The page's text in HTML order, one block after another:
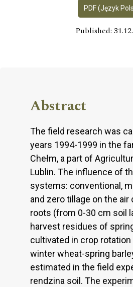
PDF (Język
Published:
Abstract
The field research was
years 1994-1999 in the
Chełm, a part of
Lublin. The influence of
systems: conventional,
and zero tillage on the air
roots (from 0-30 cm soil
harvest residues of
cultivated in crop
winter wheat-spring
estimated in the field
rendzina soil. The